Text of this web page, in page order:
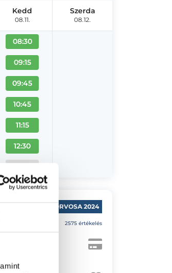
Kedd
08.11.
08:30
09:15
09:45
10:45
11:15
12:30
Szerda
08.12.
ÉV MAGÁNORVOSA 2024
2575 értékelés